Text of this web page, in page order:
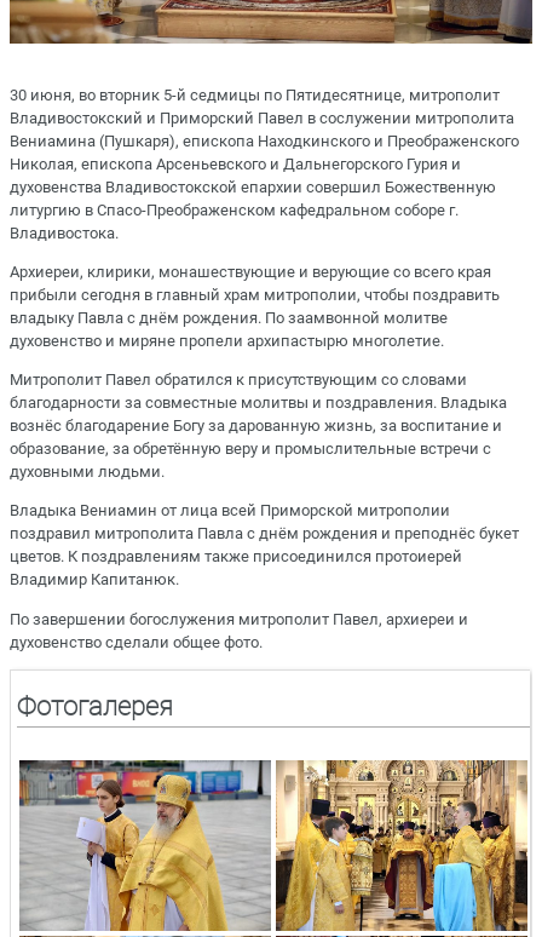
30 июня, во вторник 5-й седмицы по Пятидесятнице, митрополит
Владивостокский и Приморский Павел в сослужении митрополита
Вениамина (Пушкаря), епископа Находкинского и Преображенского
Николая, епископа Арсеньевского и Дальнегорского Гурия и
духовенства Владивостокской епархии совершил Божественную
литургию в Спасо-Преображенском кафедральном соборе г.
Владивостока.
Архиереи, клирики, монашествующие и верующие со всего края
прибыли сегодня в главный храм митрополии, чтобы поздравить
владыку Павла с днём рождения. По заамвонной молитве
духовенство и миряне пропели архипастырю многолетие.
Митрополит Павел обратился к присутствующим со словами
благодарности за совместные молитвы и поздравления. Владыка
вознёс благодарение Богу за дарованную жизнь, за воспитание и
образование, за обретённую веру и промыслительные встречи с
духовными людьми.
Владыка Вениамин от лица всей Приморской митрополии
поздравил митрополита Павла с днём рождения и преподнёс букет
цветов. К поздравлениям также присоединился протоиерей
Владимир Капитанюк.
По завершении богослужения митрополит Павел, архиереи и
духовенство сделали общее фото.
Фотогалерея